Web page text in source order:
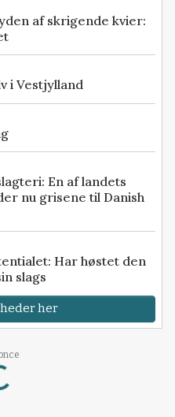
af skrigende kvier:
i Vestjylland
En af landets
nu grisene til Danish
Har høstet den
slags
her